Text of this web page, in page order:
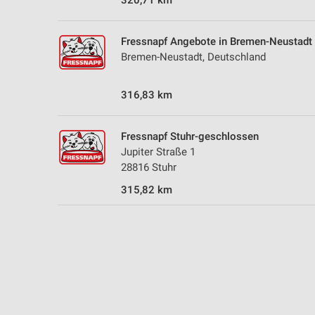
Fressnapf Angebote in Bremen-Neustadt
Bremen-Neustadt, Deutschland
316,83 km
Fressnapf Stuhr-geschlossen
Jupiter Straße 1
28816 Stuhr
315,82 km